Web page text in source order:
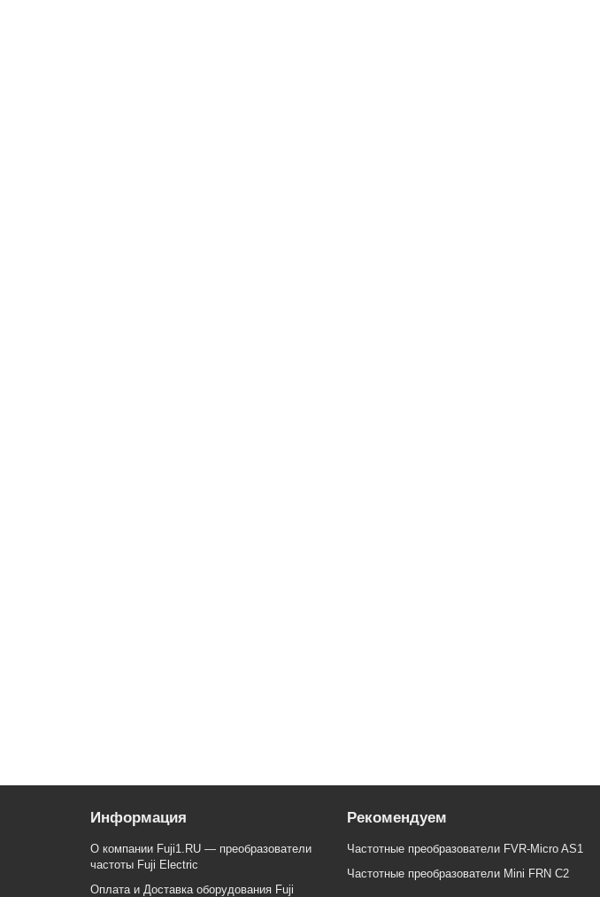
Информация
О компании Fuji1.RU — преобразователи
частоты Fuji Electric
Оплата и Доставка оборудования Fuji
Рекомендуем
Частотные преобразователи FVR-Micro AS1
Частотные преобразователи Mini FRN C2